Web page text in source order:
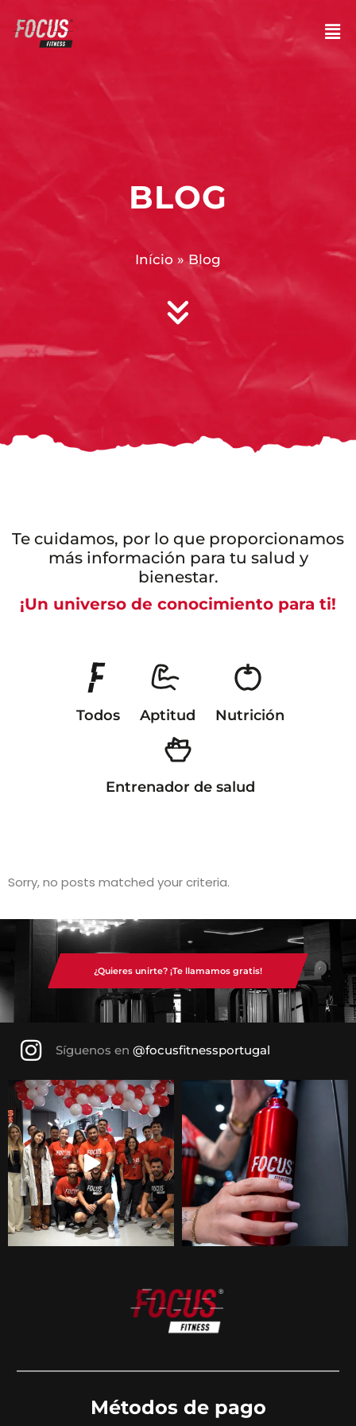
BLOG
Início »Blog
Te cuidamos, por lo que proporcionamos
más información para tu salud y
bienestar.
¡Un universo de conocimiento para ti!
Todos Aptitud Nutrición
Entrenador de salud
Sorry, no posts matched your criteria.
¿Quieres unirte? ¡Te llamamos gratis!
Síguenos en @focusfitnessportugal
Métodos de pago